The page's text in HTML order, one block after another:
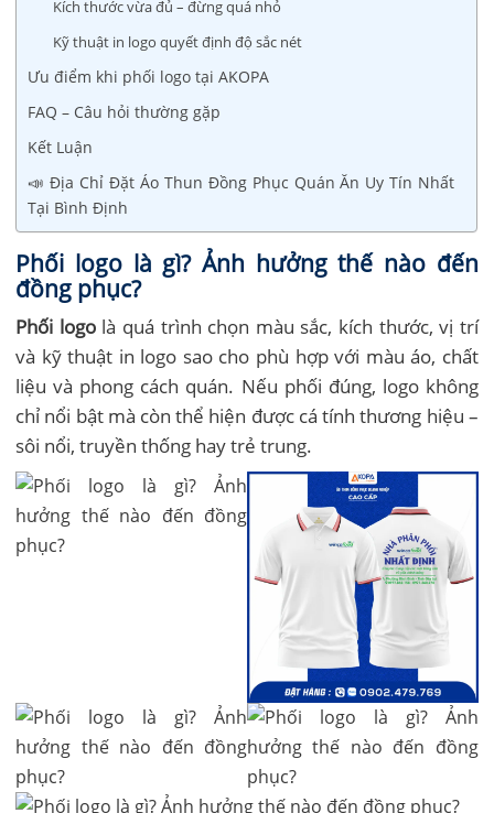
Kích thước vừa đủ – đừng quá nhỏ
Kỹ thuật in logo quyết định độ sắc nét
Ưu điểm khi phối logo tại AKOPA
FAQ – Câu hỏi thường gặp
Kết Luận
📣 Địa Chỉ Đặt Áo Thun Đồng Phục Quán Ăn Uy Tín Nhất
Tại Bình Định
Phối logo là gì? Ảnh hưởng thế nào đến
đồng phục?
Phối logolà quá trình chọn màu sắc, kích thước, vị trí
và kỹ thuật in logo sao cho phù hợp với màu áo, chất
liệu và phong cách quán. Nếu phối đúng, logo không
chỉ nổi bật mà còn thể hiện được cá tính thương hiệu –
sôi nổi, truyền thống hay trẻ trung.